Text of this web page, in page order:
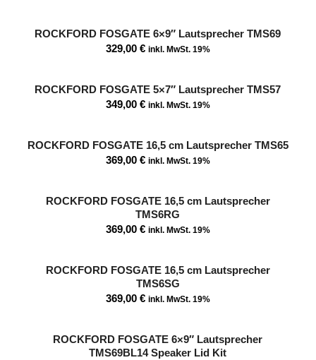
ROCKFORD FOSGATE 6×9″ Lautsprecher TMS69
329,00 € inkl. MwSt. 19%
ROCKFORD FOSGATE 5×7″ Lautsprecher TMS57
349,00 € inkl. MwSt. 19%
ROCKFORD FOSGATE 16,5 cm Lautsprecher TMS65
369,00 € inkl. MwSt. 19%
ROCKFORD FOSGATE 16,5 cm Lautsprecher
TMS6RG
369,00 € inkl. MwSt. 19%
ROCKFORD FOSGATE 16,5 cm Lautsprecher
TMS6SG
369,00 € inkl. MwSt. 19%
ROCKFORD FOSGATE 6×9″ Lautsprecher
TMS69BL14 Speaker Lid Kit